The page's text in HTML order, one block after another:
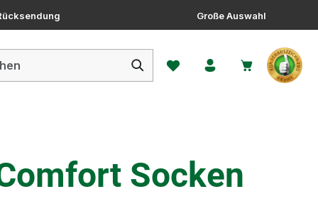
Große Auswahl
Du hast 0 Produkte auf dem
Socken